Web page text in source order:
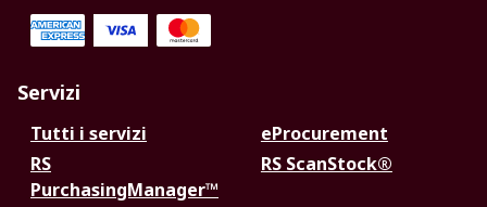
Servizi
Tutti i servizi
eProcurement
RS
PurchasingManager™
RS ScanStock®